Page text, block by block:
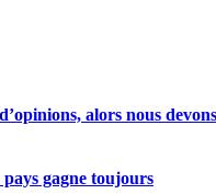
alors nous
pays gagne toujours